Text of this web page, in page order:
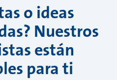
o ideas
Nuestros
están
para ti